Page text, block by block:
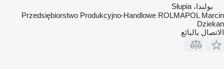
بولندا، Słupia
Przedsiębiorstwo Produkcyjno-Handlowe ROLMAPOL Marcin
Dziekan
الاتصال بالبائع